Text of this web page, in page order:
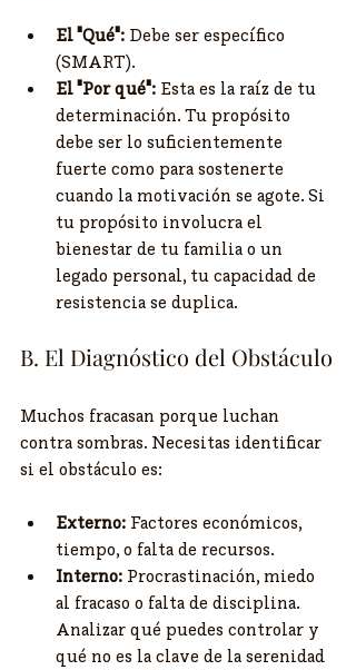
El "Qué": Debe ser específico
(SMART).
El "Por qué": Esta es la raíz de tu
determinación. Tu propósito
debe ser lo suficientemente
fuerte como para sostenerte
cuando la motivación se agote. Si
tu propósito involucra el
bienestar de tu familia o un
legado personal, tu capacidad de
resistencia se duplica.
​B. El Diagnóstico del Obstáculo
​Muchos fracasan porque luchan
contra sombras. Necesitas identificar
si el obstáculo es:
Externo: Factores económicos,
tiempo, o falta de recursos.
Interno: Procrastinación, miedo
al fracaso o falta de disciplina.
Analizar qué puedes controlar y
qué no es la clave de la serenidad